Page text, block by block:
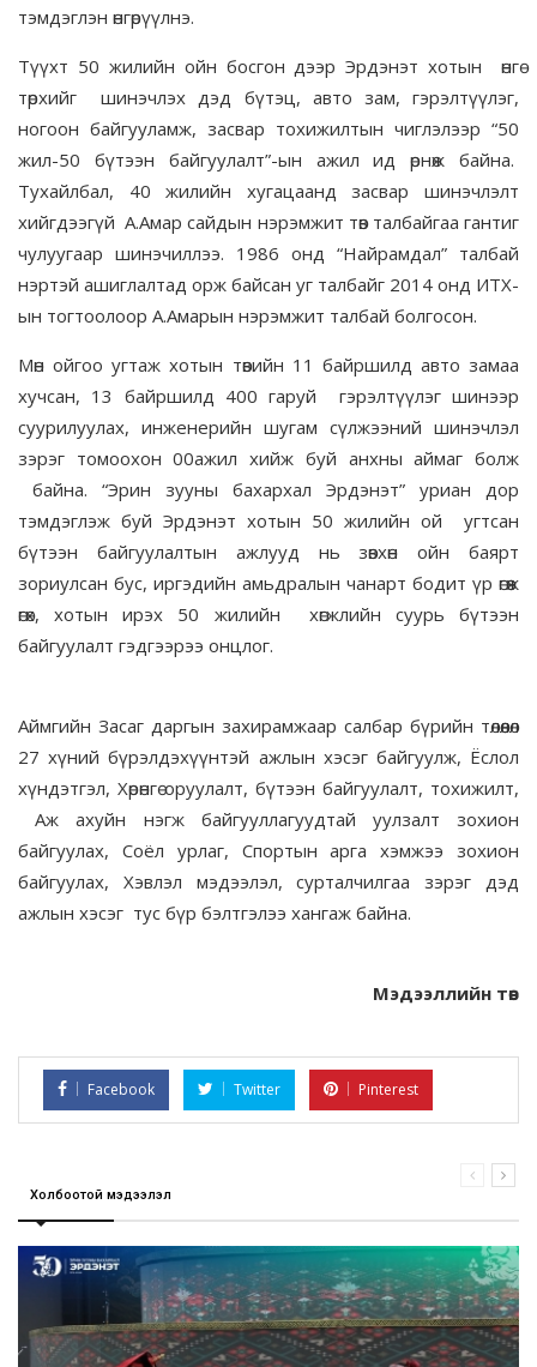
тэмдэглэн өнгөрүүлнэ.
Түүхт 50 жилийн ойн босгон дээр Эрдэнэт хотын өнгө
төрхийг шинэчлэх дэд бүтэц, авто зам, гэрэлтүүлэг,
ногоон байгууламж, засвар тохижилтын чиглэлээр “50
жил-50 бүтээн байгуулалт”-ын ажил ид өрнөж байна.
Тухайлбал, 40 жилийн хугацаанд засвар шинэчлэлт
хийгдээгүй А.Амар сайдын нэрэмжит төв талбайгаа гантиг
чулуугаар шинэчиллээ. 1986 онд “Найрамдал” талбай
нэртэй ашиглалтад орж байсан уг талбайг 2014 онд ИТХ-
ын тогтоолоор А.Амарын нэрэмжит талбай болгосон.
Мөн ойгоо угтаж хотын төвийн 11 байршилд авто замаа
хучсан, 13 байршилд 400 гаруй гэрэлтүүлэг шинээр
суурилуулах, инженерийн шугам сүлжээний шинэчлэл
зэрэг томоохон 00ажил хийж буй анхны аймаг болж
байна. “Эрин зууны бахархал Эрдэнэт” уриан дор
тэмдэглэж буй Эрдэнэт хотын 50 жилийн ой угтсан
бүтээн байгуулалтын ажлууд нь зөвхөн ойн баярт
зориулсан бус, иргэдийн амьдралын чанарт бодит үр өгөөж
өгөх, хотын ирэх 50 жилийн хөгжлийн суурь бүтээн
байгуулалт гэдгээрээ онцлог.
Аймгийн Засаг даргын захирамжаар салбар бүрийн төлөөлөл
27 хүний бүрэлдэхүүнтэй ажлын хэсэг байгуулж, Ёслол
хүндэтгэл, Хөрөнгө оруулалт, бүтээн байгуулалт, тохижилт,
Аж ахуйн нэгж байгууллагуудтай уулзалт зохион
байгуулах, Соёл урлаг, Спортын арга хэмжээ зохион
байгуулах, Хэвлэл мэдээлэл, сурталчилгаа зэрэг дэд
ажлын хэсэг тус бүр бэлтгэлээ хангаж байна.
Мэдээллийн төв
Facebook Twitter Pinterest
Холбоотой мэдээлэл